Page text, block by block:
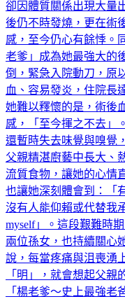
卻因體質關係出現大量
後仍不時發燒，更在術
感，至今仍心有餘悸。
老爹」成為她最強大的
倒，緊急入院動刀，原
血、容易發炎，住院長
她難以釋懷的是，術後
感，「至今揮之不去」
還暫時失去味覺與嗅覺
父親精湛廚藝中長大、
流質食物，讓她的心情
也讓她深刻體會到：「
沒有人能仰賴或代替我
myself」。這段艱難時
兩位孫女，也持續關心
說，每當疼痛與沮喪湧
「明」，就會想起父親
「楊老爹～史上最強